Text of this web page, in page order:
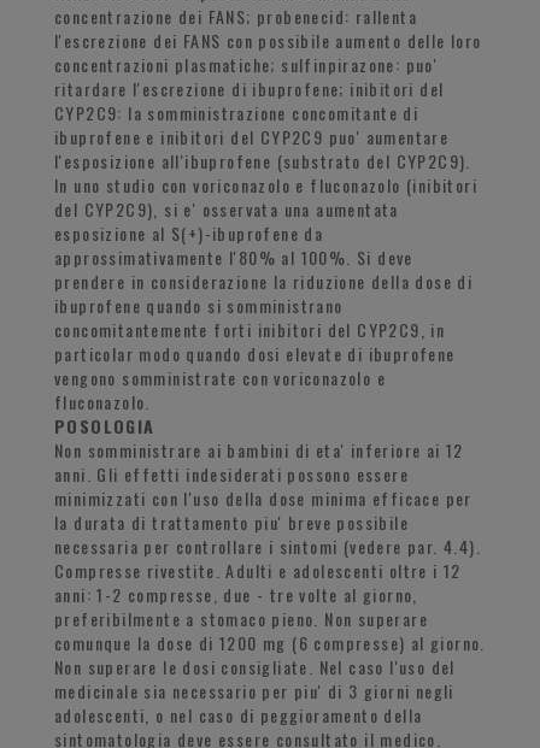
concentrazione dei FANS; probenecid: rallenta
l'escrezione dei FANS con possibile aumento delle loro
concentrazioni plasmatiche; sulfinpirazone: puo'
ritardare l'escrezione di ibuprofene; inibitori del
CYP2C9: la somministrazione concomitante di
ibuprofene e inibitori del CYP2C9 puo' aumentare
l'esposizione all'ibuprofene (substrato del CYP2C9).
In uno studio con voriconazolo e fluconazolo (inibitori
del CYP2C9), si e' osservata una aumentata
esposizione al S(+)-ibuprofene da
approssimativamente l'80% al 100%. Si deve
prendere in considerazione la riduzione della dose di
ibuprofene quando si somministrano
concomitantemente forti inibitori del CYP2C9, in
particolar modo quando dosi elevate di ibuprofene
vengono somministrate con voriconazolo e
fluconazolo.
POSOLOGIA
Non somministrare ai bambini di eta' inferiore ai 12
anni. Gli effetti indesiderati possono essere
minimizzati con l'uso della dose minima efficace per
la durata di trattamento piu' breve possibile
necessaria per controllare i sintomi (vedere par. 4.4).
Compresse rivestite. Adulti e adolescenti oltre i 12
anni: 1-2 compresse, due - tre volte al giorno,
preferibilmente a stomaco pieno. Non superare
comunque la dose di 1200 mg (6 compresse) al giorno.
Non superare le dosi consigliate. Nel caso l'uso del
medicinale sia necessario per piu' di 3 giorni negli
adolescenti, o nel caso di peggioramento della
sintomatologia deve essere consultato il medico.